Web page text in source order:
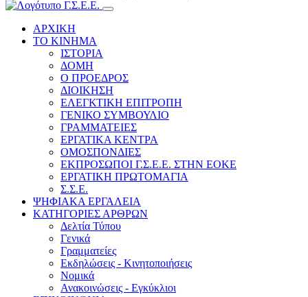
ΑΡΧΙΚΗ
ΤΟ ΚΙΝΗΜΑ
ΙΣΤΟΡΙΑ
ΔΟΜΗ
Ο ΠΡΟΕΔΡΟΣ
ΔΙΟΙΚΗΣΗ
ΕΛΕΓΚΤΙΚΗ ΕΠΙΤΡΟΠΗ
ΓΕΝΙΚΟ ΣΥΜΒΟΥΛΙΟ
ΓΡΑΜΜΑΤΕΙΕΣ
ΕΡΓΑΤΙΚΑ ΚΕΝΤΡΑ
ΟΜΟΣΠΟΝΔΙΕΣ
ΕΚΠΡΟΣΩΠΟΙ Γ.Σ.Ε.Ε. ΣΤΗΝ ΕΟΚΕ
ΕΡΓΑΤΙΚΗ ΠΡΩΤΟΜΑΓΙΑ
Σ.Σ.Ε.
ΨΗΦΙΑΚΑ ΕΡΓΑΛΕΙΑ
ΚΑΤΗΓΟΡΙΕΣ ΑΡΘΡΩΝ
Δελτία Τύπου
Γενικά
Γραμματείες
Εκδηλώσεις - Κινητοποιήσεις
Νομικά
Ανακοινώσεις - Εγκύκλιοι